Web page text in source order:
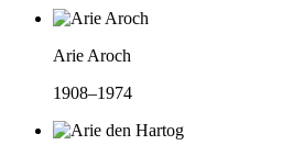
Arie Aroch
1908–1974